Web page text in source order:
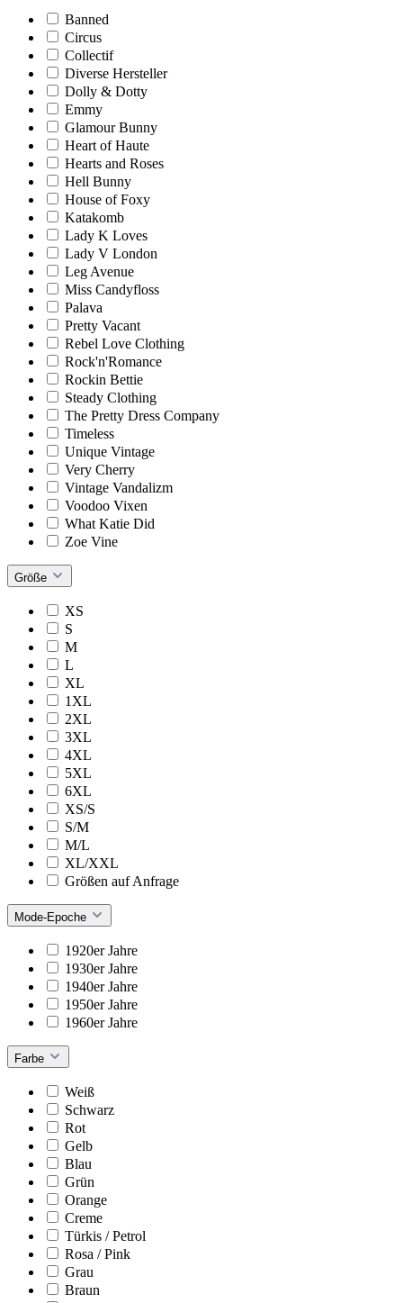
Banned
Circus
Collectif
Diverse Hersteller
Dolly & Dotty
Emmy
Glamour Bunny
Heart of Haute
Hearts and Roses
Hell Bunny
House of Foxy
Katakomb
Lady K Loves
Lady V London
Leg Avenue
Miss Candyfloss
Palava
Pretty Vacant
Rebel Love Clothing
Rock'n'Romance
Rockin Bettie
Steady Clothing
The Pretty Dress Company
Timeless
Unique Vintage
Very Cherry
Vintage Vandalizm
Voodoo Vixen
What Katie Did
Zoe Vine
Größe
XS
S
M
L
XL
1XL
2XL
3XL
4XL
5XL
6XL
XS/S
S/M
M/L
XL/XXL
Größen auf Anfrage
Mode-Epoche
1920er Jahre
1930er Jahre
1940er Jahre
1950er Jahre
1960er Jahre
Farbe
Weiß
Schwarz
Rot
Gelb
Blau
Grün
Orange
Creme
Türkis / Petrol
Rosa / Pink
Grau
Braun